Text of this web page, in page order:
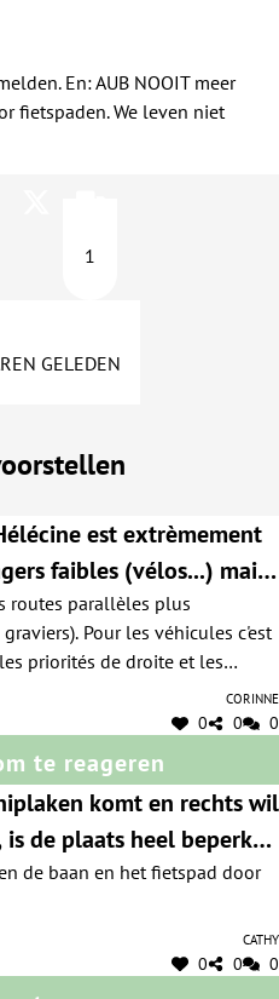
En: AUB NOOIT meer
fietspaden. We leven niet
1
GELEDEN
est extrèmement
faibles (vélos...) mais
grand nombre de
de visibilité certain).
routes parallèles plus
Pour les véhicules c'est
priorités de droite et les
outre le stationnement de
croisement des véhicules surtout
la circulation très dangereuse
Corinne
0 0 0
te reageren
komt en rechts wil
de plaats heel beperkt
er op dat moment een
je zo mee 'gezogen'.
de baan en het fietspad door
Cathy
0 0 0